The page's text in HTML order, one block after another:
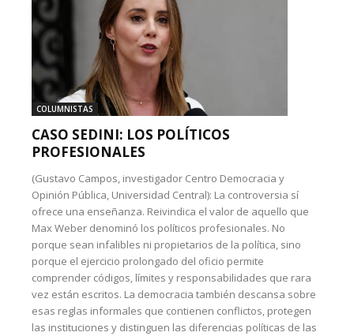
COLUMNISTAS
CASO SEDINI: LOS POLÍTICOS
PROFESIONALES
(Gustavo Campos, investigador Centro Democracia y
Opinión Pública, Universidad Central): La controversia sí
ofrece una enseñanza. Reivindica el valor de aquello que
Max Weber denominó los políticos profesionales. No
porque sean infalibles ni propietarios de la política, sino
porque el ejercicio prolongado del oficio permite
comprender códigos, límites y responsabilidades que rara
vez están escritos. La democracia también descansa sobre
esas reglas informales que contienen conflictos, protegen
las instituciones y distinguen las diferencias políticas de las